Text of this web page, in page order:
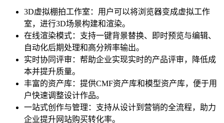
3D虚拟棚拍工作室：用户可以将浏览器变成虚拟工作
室，进行3D场景构建和渲染。
在线渲染模式：支持一键背景替换、即时预览与编辑、
自动化后期处理和高分辨率输出。
实时协同评审：帮助企业实现实时的产品评审，降低成
本并提升质量。
丰富的资产库：提供CMF资产库和模型资产库，便于用
户快速调整设计作品。
一站式创作与管理：支持从设计到营销的全流程，助力
企业提升网站购买转化率。